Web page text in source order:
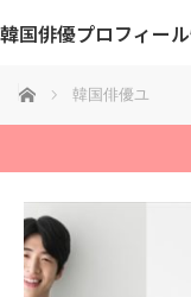
韓国俳優プロフィー
ホーム 韓国俳優ユ